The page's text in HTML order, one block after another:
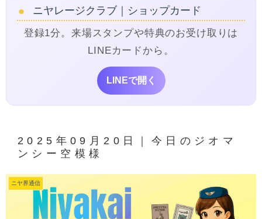
ニヤレージクラブ｜ショップカード
登録1分。来場スタンプや特典のお受け取りは
LINEカードから。
LINEで開く
2025年09月20日｜今日のジオマ
ンシー空模様
ニヤ界通信